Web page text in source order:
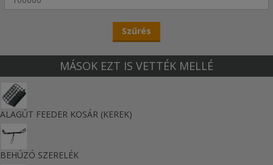
MÁSOK EZT IS VETTÉK MELLÉ
ALAGÚT FEEDER KOSÁR (KEREK)
BEHÚZÓ SZERELÉK